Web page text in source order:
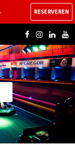
RESERVEREN